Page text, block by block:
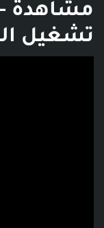
مشاهدة
تشغيل